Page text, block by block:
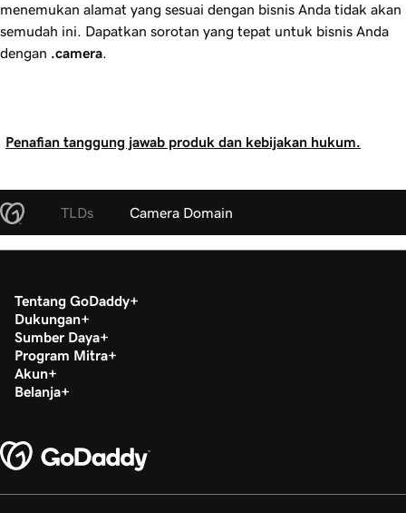
menemukan alamat yang sesuai dengan bisnis Anda tidak akan
semudah ini. Dapatkan sorotan yang tepat untuk bisnis Anda
dengan .camera
Penafian tanggung jawab produk dan kebijakan hukum.
TLDs Camera Domain
Tentang GoDaddy
Dukungan
Sumber Daya
Program Mitra
Akun
Belanja